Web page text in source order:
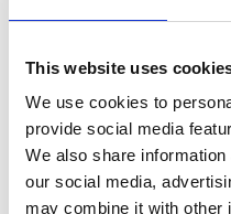
This website uses
We use cookies to
provide social media
We also share
our social media,
may combine it with other
Middelhavet
Nydelig moderne villa som
inneholder nydelig
terrasse foran huset med
Hagen har ingen plen, men
bordfotball og svinger for de
busker som er typiske for